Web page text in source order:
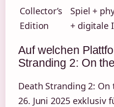
Collector’s
Edition
Spiel +
+ digitale
Auf welchen
Stranding 2: On
Death Stranding 2:
26. Juni 2025 exklusiv